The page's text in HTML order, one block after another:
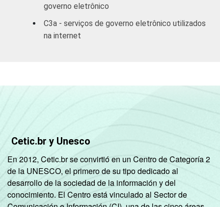
empresas
sociais e
constituem os seguintes segmentos da
CNAE 1.0: seção D, F, G, H, I, K e a seção O
sem os grupos 90 e 91. Respostas
referentes aos últimos doze meses.
A categoria "O - Outros serviços coletivos,
sociais e pessoais" não reúne os grupos 90-
governo eletrônico
C3a - serviços de governo eletrônico utilizados
na internet
Cetic.br y Unesco
En 2012, Cetic.br se convirtió en un Centro de Categoría 2
de la UNESCO, el primero de su tipo dedicado al
desarrollo de la sociedad de la información y del
conocimiento. El Centro está vinculado al Sector de